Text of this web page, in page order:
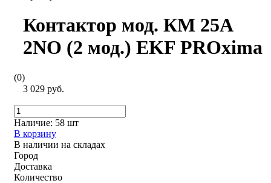
Контактор мод. КМ 25А
2NО (2 мод.) EKF PROxima
(0)
3 029 руб.
Наличие: 58 шт
В корзину
В наличии на складах
Город
Доставка
Количество